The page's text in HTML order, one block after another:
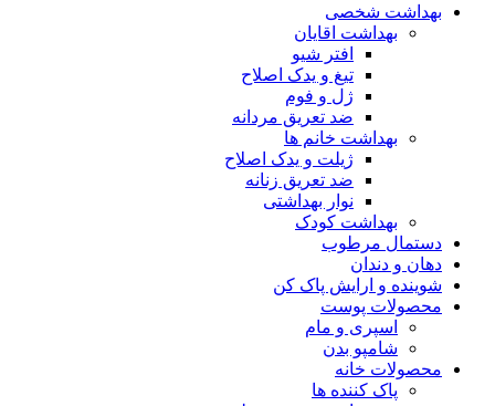
بهداشت شخصی
بهداشت اقایان
افتر شیو
تیغ و یدک اصلاح
ژل و فوم
ضد تعریق مردانه
بهداشت خانم ها
ژیلت و یدک اصلاح
ضد تعریق زنانه
نوار بهداشتی
بهداشت کودک
دستمال مرطوب
دهان و دندان
شوینده و ارایش پاک کن
محصولات پوست
اسپری و مام
شامپو بدن
محصولات خانه
پاک کننده ها